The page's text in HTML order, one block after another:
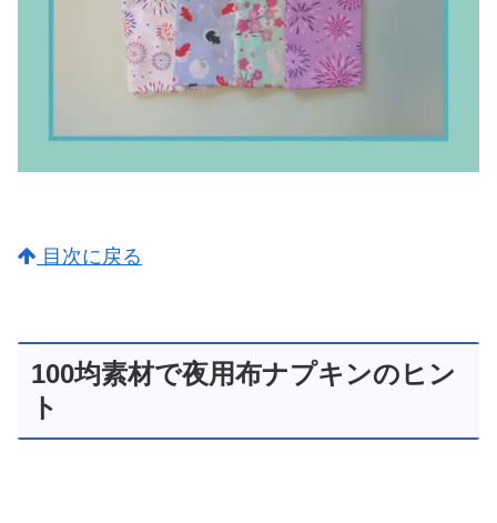
目次に戻る
100均素材で夜用布ナプキンのヒン
ト